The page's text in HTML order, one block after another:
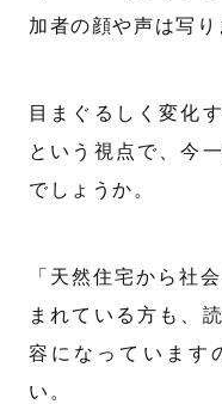
加者の顔や声は写り
目まぐるしく変化
という視点で、今
でしょうか。
「天然住宅から社
まれている方も、
容になっています
い。